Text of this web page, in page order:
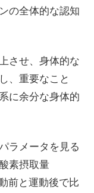
の全体的な認知
させ、身体的な
、重要なこと
に余分な身体的
ラメータを見る
素摂取量
前と運動後で比